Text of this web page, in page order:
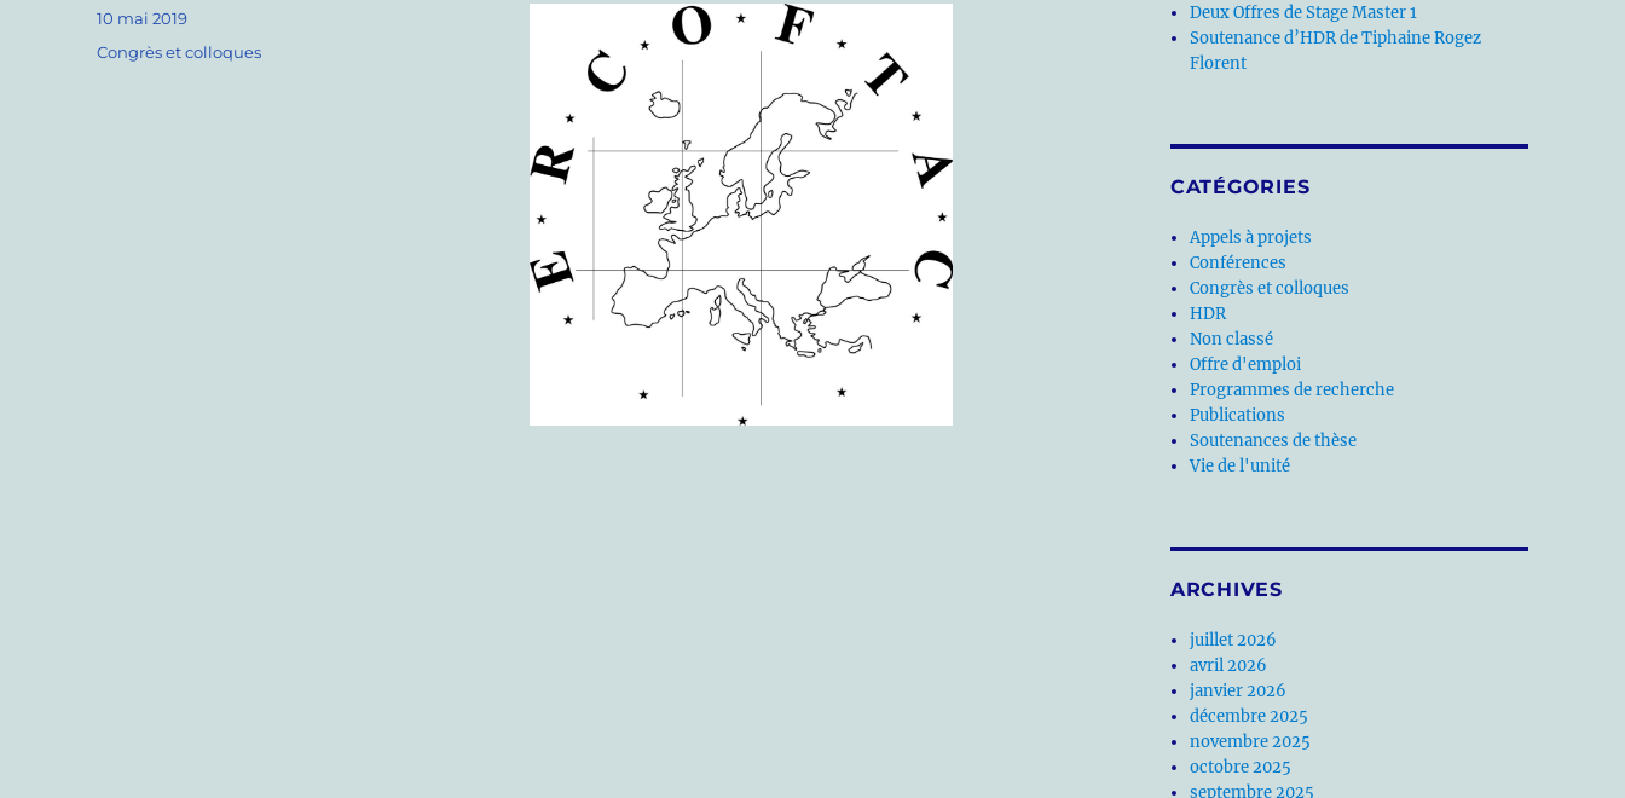
Publié
le
10 mai 2019
Catégories
Congrès et colloques
Deux Offres de Stage Master 1
Soutenance d’HDR de Tiphaine Rogez
Florent
CATÉGORIES
Appels à projets
Conférences
Congrès et colloques
HDR
Non classé
Offre d'emploi
Programmes de recherche
Publications
Soutenances de thèse
Vie de l'unité
ARCHIVES
juillet 2026
avril 2026
janvier 2026
décembre 2025
novembre 2025
octobre 2025
septembre 2025